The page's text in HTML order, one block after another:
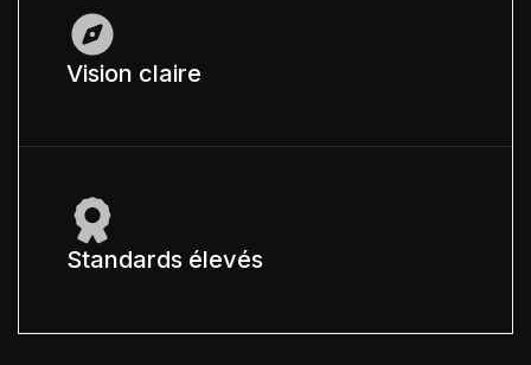
Vision claire
Standards élevés